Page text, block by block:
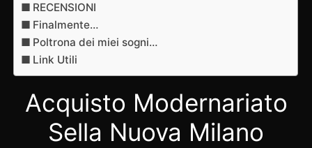
RECENSIONI
Finalmente…
Poltrona dei miei sogni…
Link Utili
Acquisto Modernariato
Sella Nuova Milano